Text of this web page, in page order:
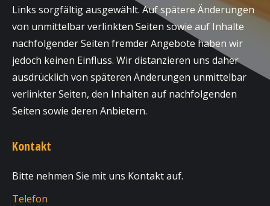
Links sorgfältig ausgewählt. Auf spätere Änderungen
von unmittelbar verlinkten Seiten sowie auf Inhalte
nachfolgender Seiten fremder Angebote haben wir
jedoch keinen Einfluss. Wir distanzieren uns daher
ausdrücklich von späteren Änderungen unmittelbar
verlinkter Seiten, den Inhalten auf nachfolgenden
Seiten sowie deren Anbietern.
Kontakt
Bitte nehmen Sie mit uns Kontakt auf.
Telefon